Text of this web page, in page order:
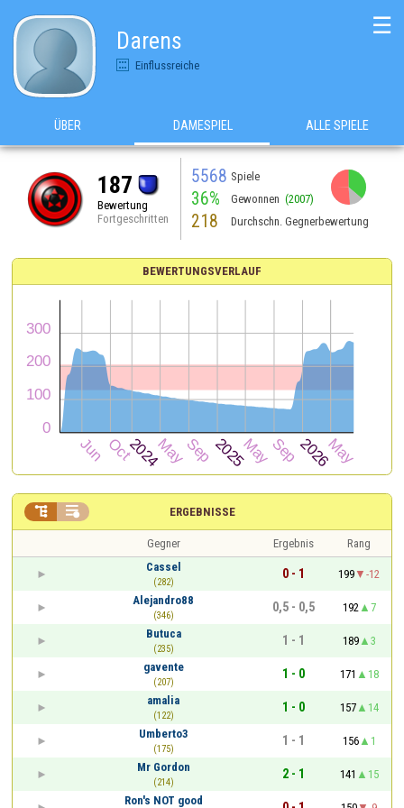
Darens
Einflussreiche
☰
ÜBER DAMESPIEL ALLE SPIELE
187
Bewertung
Fortgeschritten
5568 Spiele
36% Gewonnen (2007)
218 Durchschn. Gegnerbewertung
BEWERTUNGSVERLAUF
ERGEBNISSE
 
Gegner Ergebnis
Rang
Cassel
(282)
0 - 1 199
-12
Alejandro88
(346)
0,5 - 0,5 192
7
Butuca
(235)
1 - 1 189
3
gavente
(207)
1 - 0 171
18
amalia
(122)
1 - 0 157
14
Umberto3
(175)
1 - 1 156
1
Mr Gordon
(214)
2 - 1 141
15
Ron's NOT good